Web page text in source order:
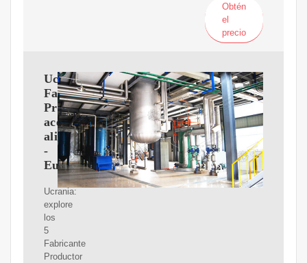
Obtén
el
precio
Ucrania
Fabricante
Productor
aceite
alimenticio
-
Europages
Ucrania:
explore
los
5
Fabricante
Productor